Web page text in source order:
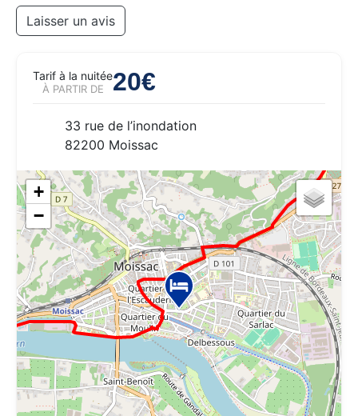
Laisser un avis
Tarif à la nuitée
À PARTIR DE 20€
33 rue de l’inondation
82200 Moissac
+
−